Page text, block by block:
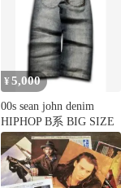
¥5,000
00s sean john denim
HIPHOP B系 BIG SIZE